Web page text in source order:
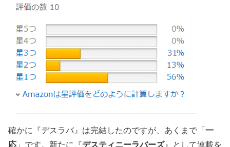
確かに『デスラバ』は完結したのですが、あくまで「 一
応 」です。新たに『デスティニーラバーズ』として連載を